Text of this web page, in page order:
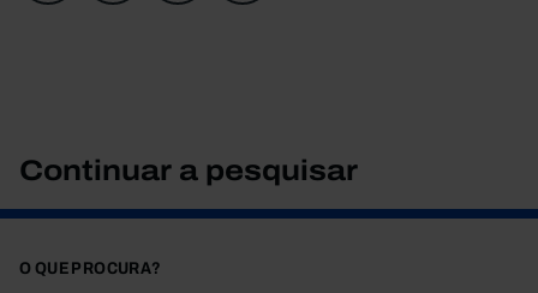
Continuar a pesquisar
O QUE PROCURA?